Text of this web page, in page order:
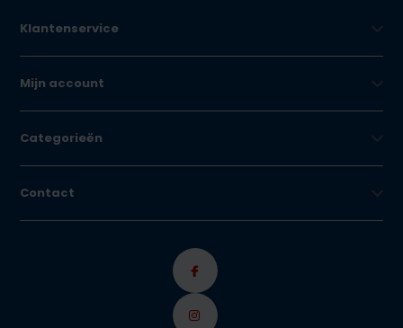
Klantenservice
Mijn account
Categorieën
Contact